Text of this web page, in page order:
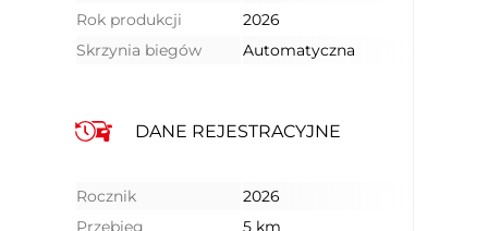
Rok produkcji
2026
Skrzynia biegów
Automatyczna
DANE REJESTRACYJNE
Rocznik
2026
Przebieg
5 km